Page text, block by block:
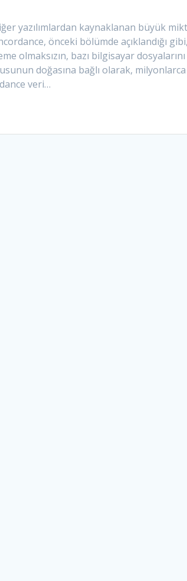
yazılımlardan kaynaklanan büyük
önceki bölümde açıklandığı gibi,
olmaksızın, bazı bilgisayar
doğasına bağlı olarak,
veri…